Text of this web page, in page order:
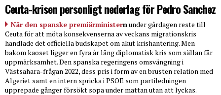
Ceuta-krisen personligt nederlag för Pedro Sanchez
När den spanske premiärministernunder gårdagen reste till
Ceuta för att möta konsekvenserna av veckans migrationskris
handlade det officiella budskapet om akut krishantering. Men
bakom kaoset ligger en fyra år lång diplomatisk kris som sällan får
uppmärksamhet. Den spanska regeringens omsvängning i
Västsahara-frågan 2022, dess pris i form av en brusten relation med
Algeriet samt en intern spricka i PSOE som partiledningen
upprepade gånger försökt sopa under mattan utan att lyckas.